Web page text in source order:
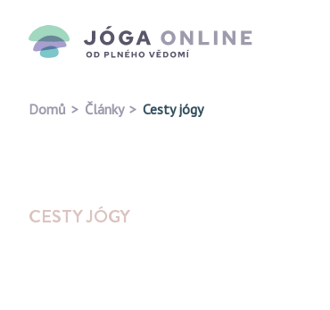
Domů Články Cesty jógy
CESTY JÓGY